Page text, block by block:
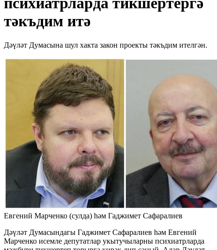
тәкъдим итә
Дәүләт Думасына шул хакта закон проекты тәкъдим ителгән.
Евгений Марченко (сулда) һәм Гаджимет Сафаралиев
Дәүләт Думасындагы Гаджимет Сафаралиев һәм Евгений
Марченко исемле депутатлар укытучыларны психиатрларда